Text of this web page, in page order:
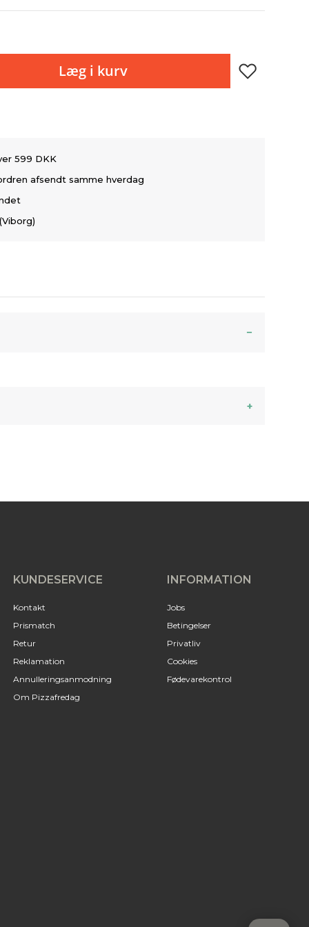
Læg i kurv
599 DKK
afsendt samme hverdag
KUNDESERVICE
Kontakt
Prismatch
Retur
Reklamation
Annulleringsanmodning
Om Pizzafredag
INFORMATION
Jobs
Betingelser
Privatliv
Cookies
Fødevarekontrol